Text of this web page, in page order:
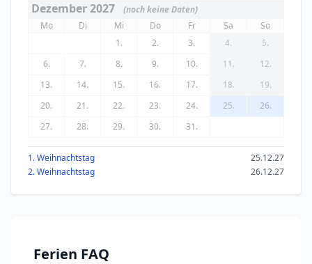
Dezember 2027
(noch keine Daten)
Mo
Di Mi Do Fr Sa
So
1.
2. 3. 4.
5.
6.
7. 8. 9. 10. 11.
12.
13.
14. 15. 16. 17. 18.
19.
20.
21. 22. 23. 24. 25.
26.
27.
28. 29. 30. 31.
1. Weihnachtstag
25.12.27
2. Weihnachtstag
26.12.27
Ferien FAQ